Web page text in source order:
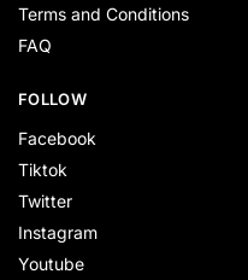
Terms and Conditions
FAQ
FOLLOW
Facebook
Tiktok
Twitter
Instagram
Youtube